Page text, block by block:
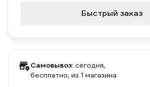
Быстрый заказ
Самовывоз: сегодня,
бесплатно, из 1 магазина